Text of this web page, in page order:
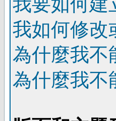
我如何修改
為什麼我不
為什麼我不